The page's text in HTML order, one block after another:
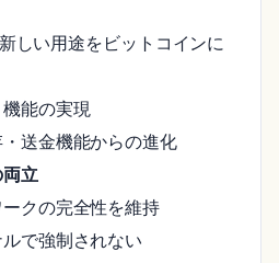
しい用途をビットコインに
能の実現
送金機能からの進化
立
クの完全性を維持
で強制されない